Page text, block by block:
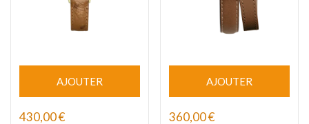
AJOUTER
430,00€
AJOUTER
360,00€